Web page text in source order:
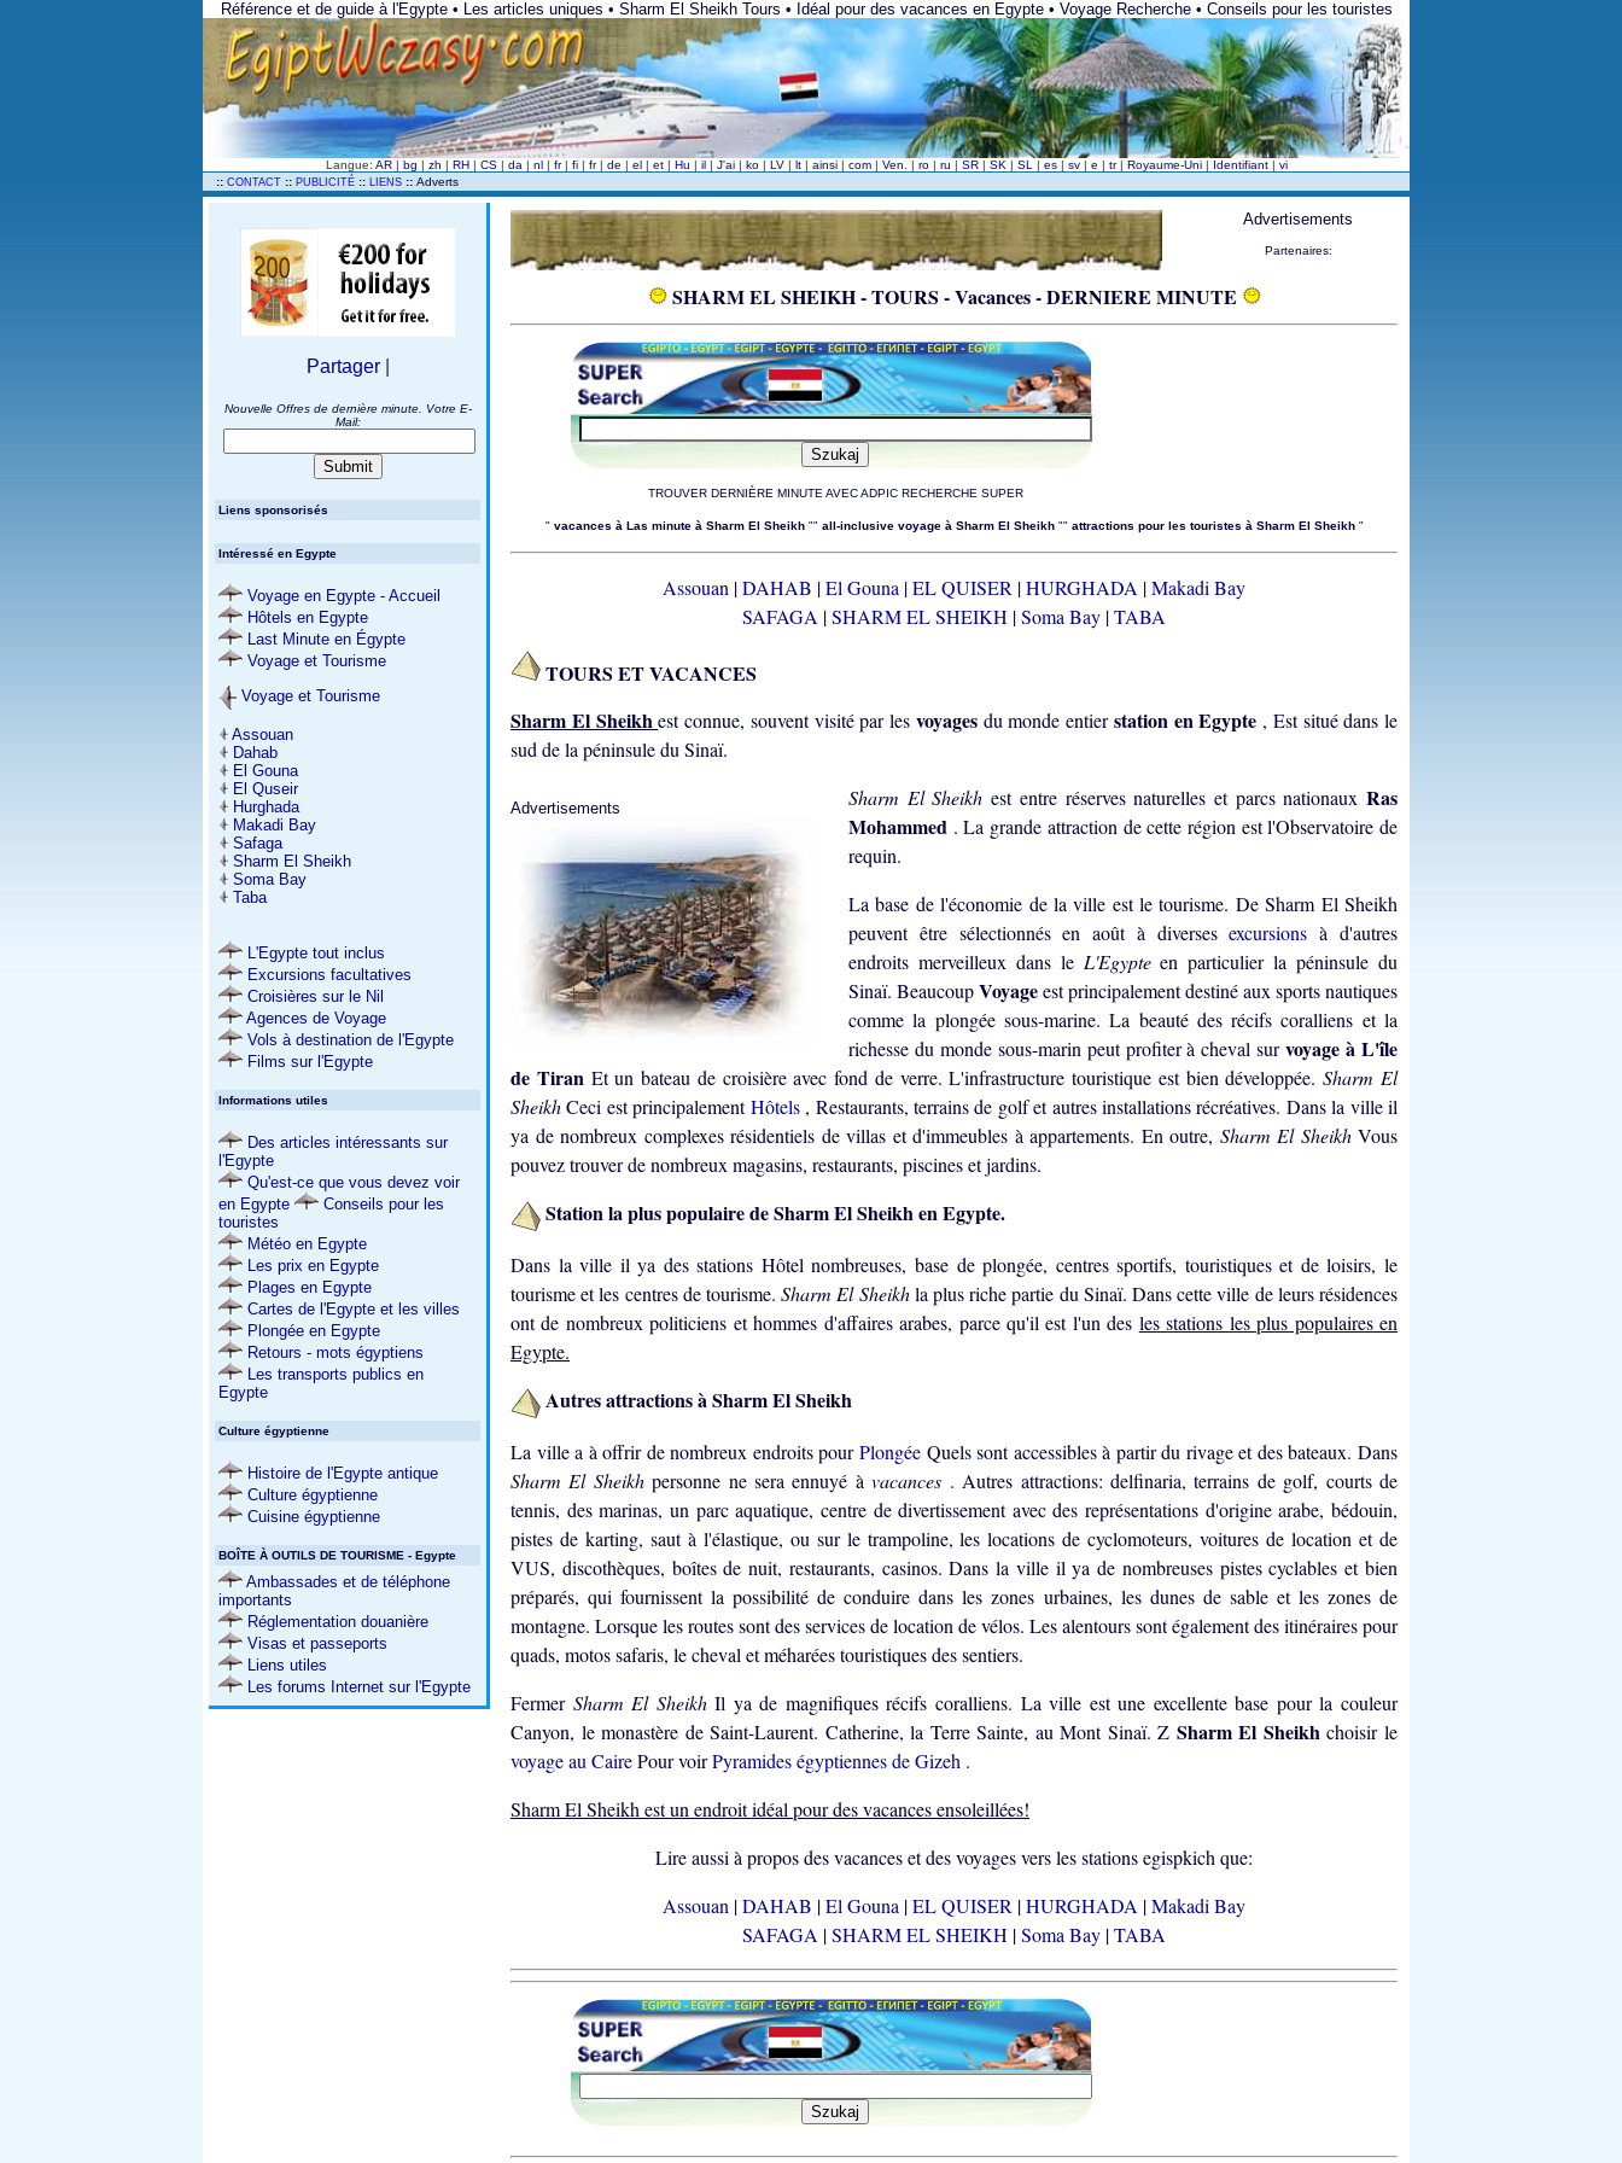
Référence et de guide à l'Egypte • Les articles uniques • Sharm El Sheikh Tours • Idéal pour des vacances en Egypte • Voyage Recherche • Conseils pour les touristes
Langue: AR | bg | zh | RH | CS | da | nl | fr | fi | fr | de | el | et | Hu | il | J'ai | ko | LV | lt | ainsi | com | Ven. | ro | ru | SR | SK | SL | es | sv | e | tr | Royaume-Uni | Identifiant | vi
:: CONTACT :: PUBLICITÉ :: LIENS :: Adverts
Partager
Nouvelle Offres de dernière minute. Votre E-
Mail:
Liens sponsorisés
Intéressé en Egypte
Voyage en Egypte - Accueil
Hôtels en Egypte
Last Minute en Égypte
Voyage et Tourisme
Voyage et Tourisme
Assouan
Dahab
El Gouna
El Quseir
Hurghada
Makadi Bay
Safaga
Sharm El Sheikh
Soma Bay
Taba
L'Egypte tout inclus
Excursions facultatives
Croisières sur le Nil
Agences de Voyage
Vols à destination de l'Egypte
Films sur l'Egypte
Informations utiles
Des articles intéressants sur
l'Egypte
Qu'est-ce que vous devez voir
en Egypte
Conseils pour les
touristes
Météo en Egypte
Les prix en Egypte
Plages en Egypte
Cartes de l'Egypte et les villes
Plongée en Egypte
Retours - mots égyptiens
Les transports publics en
Egypte
Culture égyptienne
Histoire de l'Egypte antique
Culture égyptienne
Cuisine égyptienne
BOÎTE À OUTILS DE TOURISME - Egypte
Ambassades et de téléphone
importants
Réglementation douanière
Visas et passeports
Liens utiles
Les forums Internet sur l'Egypte
Advertisements
Partenaires:
SHARM EL SHEIKH - TOURS - Vacances - DERNIERE MINUTE
TROUVER DERNIÈRE MINUTE AVEC ADPIC RECHERCHE SUPER
" vacances à Las minute à Sharm El Sheikh "" all-inclusive voyage à Sharm El Sheikh "" attractions pour les touristes à Sharm El Sheikh "
Assouan |DAHAB |El Gouna |EL QUISER |HURGHADA |Makadi Bay
SAFAGA |SHARM EL SHEIKH |Soma Bay |TABA
TOURS ET VACANCES
Sharm El Sheikhest connue, souvent visité par les voyages du monde entierstation en Egypte , Est situé dans le
sud de la péninsule du Sinaï.
Advertisements Sharm El Sheikhest entre réserves naturelles et parcs nationauxRas
Mohammed . La grande attraction de cette région est l'Observatoire de
requin.
La base de l'économie de la ville est le tourisme. De Sharm El Sheikh
peuvent être sélectionnés en août à diversesexcursionsà d'autres
endroits merveilleux dans le L'Egypteen particulier la péninsule du
Sinaï. BeaucoupVoyageest principalement destiné aux sports nautiques
comme la plongée sous-marine. La beauté des récifs coralliens et la
richesse du monde sous-marin peut profiter à cheval survoyage àL'île
de Tiran Et un bateau de croisière avec fond de verre. L'infrastructure touristique est bien développée.Sharm El
SheikhCeci est principalementHôtels , Restaurants, terrains de golf et autres installations récréatives. Dans la ville il
ya de nombreux complexes résidentiels de villas et d'immeubles à appartements. En outre, Sharm El Sheikh Vous
pouvez trouver de nombreux magasins, restaurants, piscines et jardins.
Station la plus populaire de Sharm El Sheikh en Egypte.
Dans la ville il ya des stations Hôtel nombreuses, base de plongée, centres sportifs, touristiques et de loisirs, le
tourisme et les centres de tourisme.Sharm El Sheikhla plus riche partie du Sinaï. Dans cette ville de leurs résidences
ont de nombreux politiciens et hommes d'affaires arabes, parce qu'il est l'un des les stations les plus populaires en
Egypte.
Autres attractions à Sharm El Sheikh
La ville a à offrir de nombreux endroits pourPlongée Quels sont accessibles à partir du rivage et des bateaux. Dans
Sharm El Sheikhpersonne ne sera ennuyé àvacances . Autres attractions: delfinaria, terrains de golf, courts de
tennis, des marinas, un parc aquatique, centre de divertissement avec des représentations d'origine arabe, bédouin,
pistes de karting, saut à l'élastique, ou sur le trampoline, les locations de cyclomoteurs, voitures de location et de
VUS, discothèques, boîtes de nuit, restaurants, casinos. Dans la ville il ya de nombreuses pistes cyclables et bien
préparés, qui fournissent la possibilité de conduire dans les zones urbaines, les dunes de sable et les zones de
montagne. Lorsque les routes sont des services de location de vélos. Les alentours sont également des itinéraires pour
quads, motos safaris, le cheval et méharées touristiques des sentiers.
Fermer Sharm El SheikhIl ya de magnifiques récifs coralliens. La ville est une excellente base pour la couleur
Canyon, le monastère de Saint-Laurent. Catherine, la Terre Sainte, au Mont Sinaï. Z Sharm El Sheikhchoisir le
voyage au CairePour voirPyramides égyptiennes de Gizeh .
Sharm El Sheikh est un endroit idéal pour des vacances ensoleillées!
Lire aussi à propos des vacances et des voyages vers les stations egispkich que:
Assouan |DAHAB |El Gouna |EL QUISER |HURGHADA |Makadi Bay
SAFAGA |SHARM EL SHEIKH |Soma Bay |TABA